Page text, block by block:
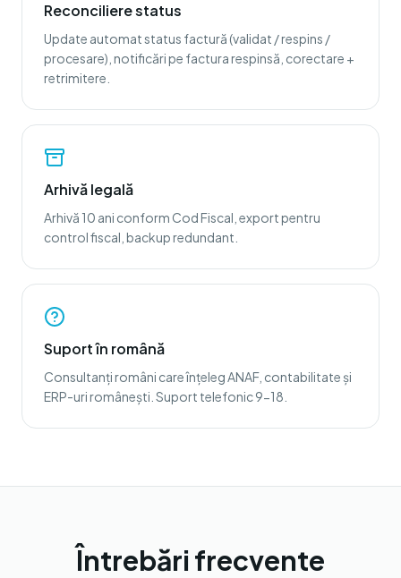
Reconciliere status
Update automat status factură (validat / respins /
procesare), notificări pe factura respinsă, corectare +
retrimitere.
Arhivă legală
Arhivă 10 ani conform Cod Fiscal, export pentru
control fiscal, backup redundant.
Suport în română
Consultanți români care înțeleg ANAF, contabilitate și
ERP-uri românești. Suport telefonic 9-18.
Întrebări frecvente